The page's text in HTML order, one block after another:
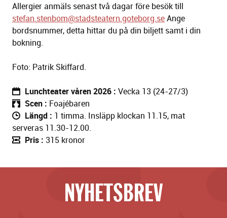
Allergier anmäls senast två dagar före besök till
stefan.stenbom@stadsteatern.goteborg.seAnge
bordsnummer, detta hittar du på din biljett samt i din
bokning.
Foto: Patrik Skiffard.
Lunchteater våren 2026 Vecka 13 (24-27/3)
Scen
Foajébaren
Längd
1 timma. Insläpp klockan 11.15, mat
serveras 11.30-12.00.
Pris
315 kronor
NYHETSBREV